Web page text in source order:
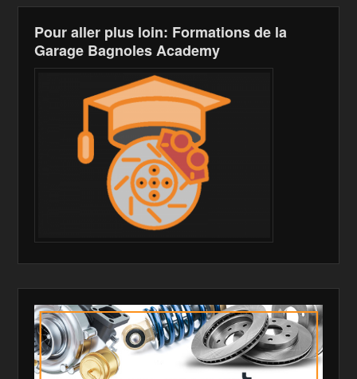
Pour aller plus loin: Formations de la
Garage Bagnoles Academy